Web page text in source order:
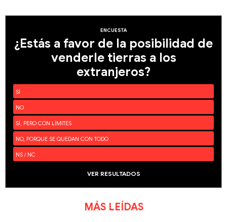
ENCUESTA
¿Estás a favor de la posibilidad de
venderle tierras a los
extranjeros?
SÍ
NO
SÍ, PERO CON LÍMITES
NO, PORQUE SE QUEDAN CON TODO
NS / NC
VER RESULTADOS
MÁS LEÍDAS